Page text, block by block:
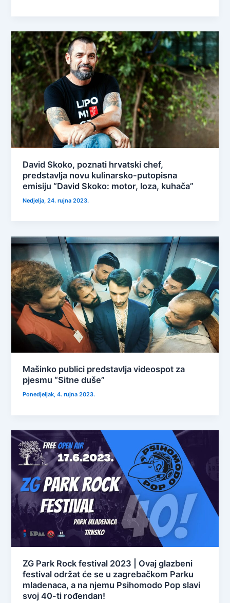
David Skoko, poznati hrvatski chef,
predstavlja novu kulinarsko-putopisna
emisiju “David Skoko: motor, loza, kuhača”
Nedjelja, 24. rujna 2023.
Mašinko publici predstavlja videospot za
pjesmu “Sitne duše”
Ponedjeljak, 4. rujna 2023.
ZG Park Rock festival 2023 | Ovaj glazbeni
festival održat će se u zagrebačkom Parku
mladenaca, a na njemu Psihomodo Pop slavi
svoj 40-ti rođendan!